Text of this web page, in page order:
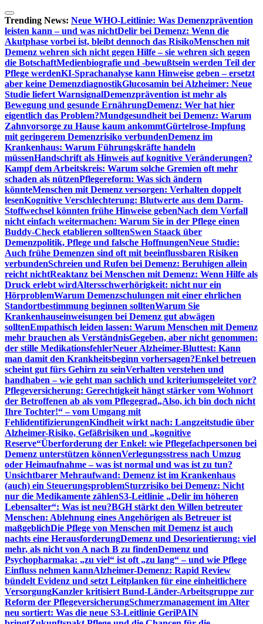
Zum
Inhalt
springen
Trending News: Neue WHO-Leitlinie: Was Demenzprävention
leisten kann – und was nichtDelir bei Demenz: Wenn die
Akutphase vorbei ist, bleibt dennoch das RisikoMenschen mit
Demenz wehren sich nicht gegen Hilfe – sie wehren sich gegen
die BotschaftMedienbiografie und -bewußtsein werden Teil der
Pflege werdenKI-Sprachanalyse kann Hinweise geben – ersetzt
aber keine DemenzdiagnostikGlucosamin bei Alzheimer: Neue
Studie liefert WarnsignalDemenzprävention ist mehr als
Bewegung und gesunde ErnährungDemenz: Wer hat hier
eigentlich das Problem?Mundgesundheit bei Demenz: Warum
Zahnvorsorge zu Hause kaum ankommtGürtelrose-Impfung
mit geringerem Demenzrisiko verbundenDemenz im
Krankenhaus: Warum Führungskräfte handeln
müssenHandschrift als Hinweis auf kognitive Veränderungen?
Kampf dem Arbeitskreis: Warum solche Gremien oft mehr
schaden als nützenPflegereform: Was sich ändern
könnteMenschen mit Demenz versorgen: Verhalten doppelt
lesenKognitive Verschlechterung: Blutwerte aus dem Darm-
Stoffwechsel könnten frühe Hinweise gebenNach dem Vorfall
nicht einfach weitermachen: Warum Sie in der Pflege einen
Buddy-Check etablieren solltenSwen Staack über
Demenzpolitik, Pflege und falsche HoffnungenNeue Studie:
Auch frühe Demenzen sind oft mit beeinflussbaren Risiken
verbundenSchreien und Rufen bei Demenz: Beruhigen allein
reicht nichtReaktanz bei Menschen mit Demenz: Wenn Hilfe als
Druck erlebt wirdAltersschwerhörigkeit: nicht nur ein
HörproblemWarum Demenzschulungen mit einer ehrlichen
Standortbestimmung beginnen solltenWarum Sie
Krankenhauseinweisungen bei Demenz gut abwägen
solltenEmpathisch leiden lassen: Warum Menschen mit Demenz
mehr brauchen als VerständnisGegeben, aber nicht genommen:
der stille MedikationsfehlerNeuer Alzheimer-Bluttest: Kann
man damit den Krankheitsbeginn vorhersagen?Enkel betreuen
scheint gut fürs Gehirn zu seinVerhalten verstehen und
handhaben – wie geht man sachlich und kriteriumsgeleitet vor?
Pflegeversicherung: Gerechtigkeit hängt stärker vom Wohnort
der Betroffenen ab als vom Pflegegrad„Also, ich bin doch nicht
Ihre Tochter!“ – vom Umgang mit
FehlidentifizierungenKindheit wirkt nach: Langzeitstudie über
Alzheimer-Risiko, Gefäßrisiken und „kognitive
Reserve“Überforderung der Enkel: wie Pflegefachpersonen bei
Demenz unterstützen könnenVerlegungsstress nach Umzug
oder Heimaufnahme – was ist normal und was ist zu tun?
Unsichtbarer Mehraufwand: Demenz ist im Krankenhaus
(auch) ein SteuerungsproblemSturzrisiko bei Demenz: Nicht
nur die Medikamente zählenS3-Leitlinie „Delir im höheren
Lebensalter“: Was ist neu?BGH stärkt den Willen betreuter
Menschen: Ablehnung eines Angehörigen als Betreuer ist
maßgeblichDie Pflege von Menschen mit Demenz ist auch
nachts eine HerausforderungDemenz und Desorientierung: viel
mehr, als nicht von A nach B zu findenDemenz und
Psychopharmaka: „zu viel“ ist oft „zu lang“ – und wie Pflege
Einfluss nehmen kannAlzheimer-Demenz: Rapid Review
bündelt Evidenz und setzt Leitplanken für eine einheitlichere
VersorgungKanzler kritisiert Bund-Länder-Arbeitsgruppe zur
Reform der PflegeversicherungSchmerzmanagement im Alter
neu sortiert: Was die neue S3-Leitlinie GeriPAIN